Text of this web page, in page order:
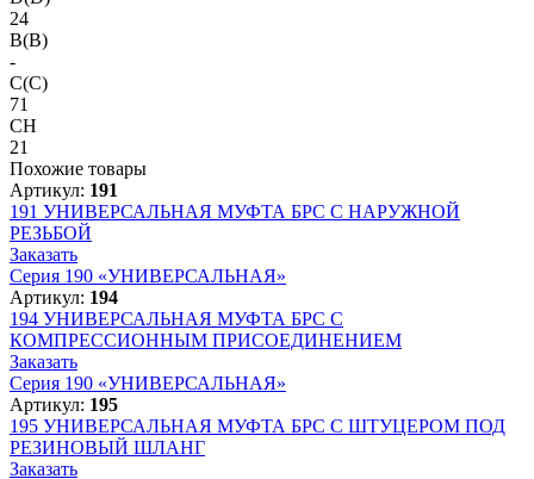
24
B(B)
-
C(C)
71
CH
21
Похожие товары
Артикул: 191
191 УНИВЕРСАЛЬНАЯ МУФТА БРС С НАРУЖНОЙ
РЕЗЬБОЙ
Заказать
Серия 190 «УНИВЕРСАЛЬНАЯ»
Артикул: 194
194 УНИВЕРСАЛЬНАЯ МУФТА БРС С
КОМПРЕССИОННЫМ ПРИСОЕДИНЕНИЕМ
Заказать
Серия 190 «УНИВЕРСАЛЬНАЯ»
Артикул: 195
195 УНИВЕРСАЛЬНАЯ МУФТА БРС С ШТУЦЕРОМ ПОД
РЕЗИНОВЫЙ ШЛАНГ
Заказать